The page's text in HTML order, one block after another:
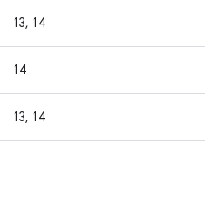
13, 14
14
13, 14